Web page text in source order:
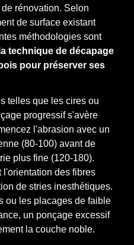
rénovation. Selon
de surface existant
méthodologies sont
technique de décapage
pour préserver ses
telles que les cires ou
progressif s'avère
l'abrasion avec un
(80-100) avant de
plus fine (120-180).
l'orientation des fibres
de stries inesthétiques.
ou les placages de faible
un ponçage excessif
la couche noble.